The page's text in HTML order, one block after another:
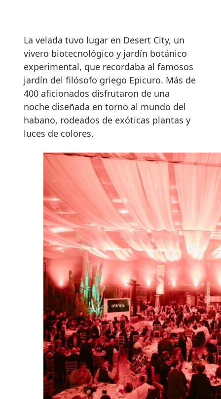
La velada tuvo lugar en Desert City, un
vivero biotecnológico y jardín botánico
experimental, que recordaba al famosos
jardín del filósofo griego Epicuro. Más de
400 aficionados disfrutaron de una
noche diseñada en torno al mundo del
habano, rodeados de exóticas plantas y
luces de colores.